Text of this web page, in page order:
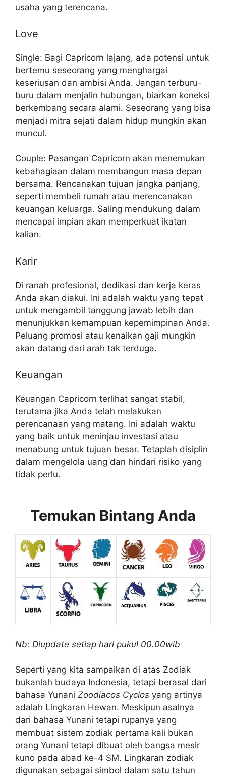
usaha yang terencana.
Love
Single: Bagi Capricorn lajang, ada potensi untuk
bertemu seseorang yang menghargai
keseriusan dan ambisi Anda. Jangan terburu-
buru dalam menjalin hubungan, biarkan koneksi
berkembang secara alami. Seseorang yang bisa
menjadi mitra sejati dalam hidup mungkin akan
muncul.
Couple: Pasangan Capricorn akan menemukan
kebahagiaan dalam membangun masa depan
bersama. Rencanakan tujuan jangka panjang,
seperti membeli rumah atau merencanakan
keuangan keluarga. Saling mendukung dalam
mencapai impian akan memperkuat ikatan
kalian.
Karir
Di ranah profesional, dedikasi dan kerja keras
Anda akan diakui. Ini adalah waktu yang tepat
untuk mengambil tanggung jawab lebih dan
menunjukkan kemampuan kepemimpinan Anda.
Peluang promosi atau kenaikan gaji mungkin
akan datang dari arah tak terduga.
Keuangan
Keuangan Capricorn terlihat sangat stabil,
terutama jika Anda telah melakukan
perencanaan yang matang. Ini adalah waktu
yang baik untuk meninjau investasi atau
menabung untuk tujuan besar. Tetaplah disiplin
dalam mengelola uang dan hindari risiko yang
tidak perlu.
Temukan Bintang Anda
Nb: Diupdate setiap hari pukul 00.00wib
Seperti yang kita sampaikan di atas Zodiak
bukanlah budaya Indonesia, tetapi berasal dari
bahasa Yunani Zoodiacos Cyclos yang artinya
adalah Lingkaran Hewan. Meskipun asalnya
dari bahasa Yunani tetapi rupanya yang
membuat sistem zodiak pertama kali bukan
orang Yunani tetapi dibuat oleh bangsa mesir
kuno pada abad ke-4 SM. Lingkaran zodiak
digunakan sebagai simbol dalam satu tahun